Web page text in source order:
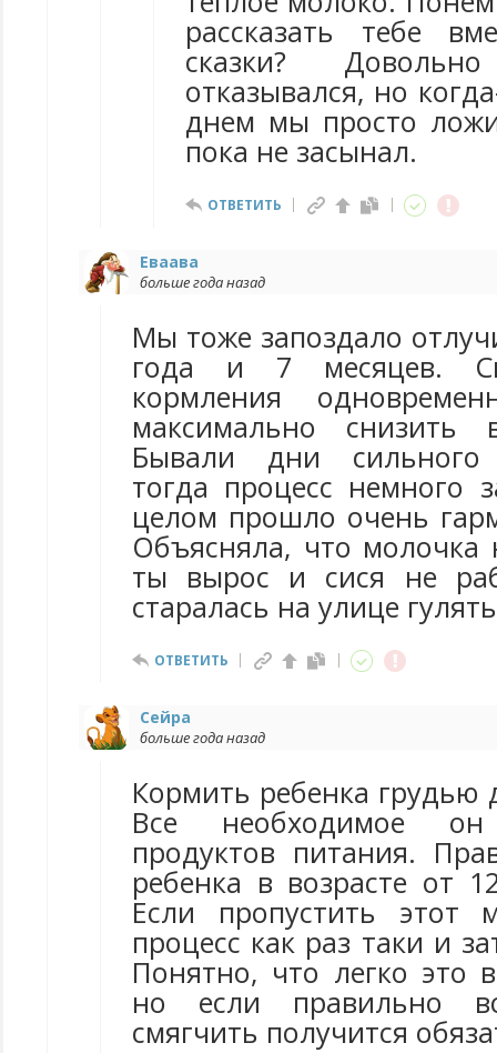
рассказать тебе
сказки?
отказывался, но
днем мы просто
пока не засынал.
ОТВЕТИТЬ
Еваава
больше года назад
Мы тоже запоздало
года и 7 месяцев.
кормления
максимально снизить
Бывали дни сильного
тогда процесс немного
целом прошло очень
Объясняла, что молочка
ты вырос и сися не
старалась на улице
ОТВЕТИТЬ
Сейра
больше года назад
Кормить ребенка грудью
Все необходимое
продуктов питания.
ребенка в возрасте от
Если пропустить этот
процесс как раз таки и
Понятно, что легко это
но если правильно
смягчить получится